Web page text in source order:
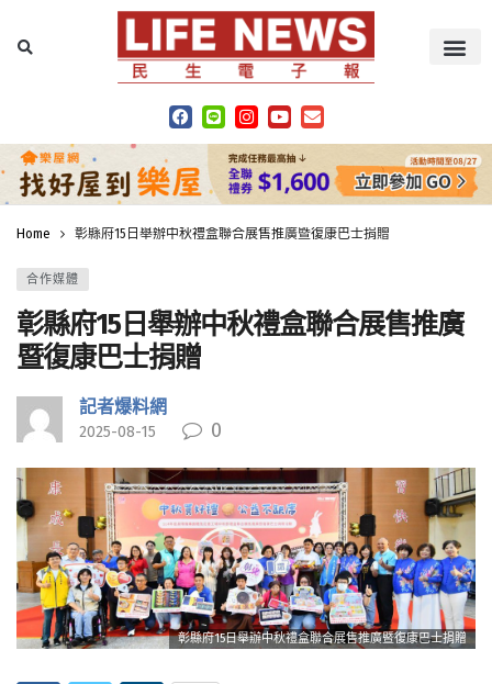
Home 彰縣府15日舉辦中秋禮盒聯合展售推廣暨復康巴士捐贈
合作媒體
彰縣府15日舉辦中秋禮盒聯合展售推廣
暨復康巴士捐贈
記者爆料網
2025-08-15 0
彰縣府15日舉辦中秋禮盒聯合展售推廣暨復康巴士捐贈